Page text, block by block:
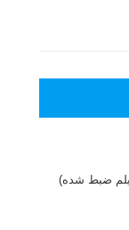
ضبط شده)